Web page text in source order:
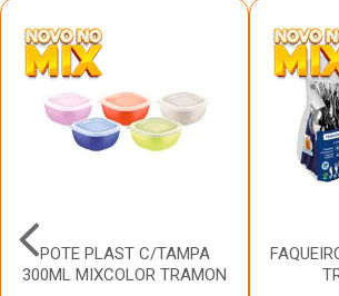
POTE PLAST C/TAMPA
300ML MIXCOLOR TRAMON